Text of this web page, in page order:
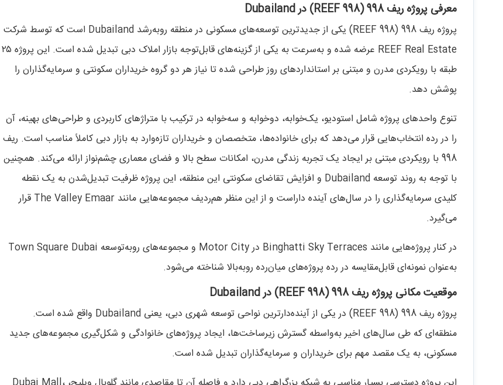
معرفی پروژه ریف 998 (REEF 998) در Dubailand
پروژه ریف 998 (REEF 998) یکی از جدیدترین توسعه‌های مسکونی در منطقه رو‌به‌رشد Dubailand است که توسط شرکت
REEF Real Estate عرضه شده و به‌سرعت به یکی از گزینه‌های قابل‌توجه بازار املاک دبی تبدیل شده است. این پروژه ۲۵
طبقه با رویکردی مدرن و مبتنی بر استانداردهای روز طراحی شده تا نیاز هر دو گروه خریداران سکونتی و سرمایه‌گذاران را
پوشش دهد.
تنوع واحدهای پروژه شامل استودیو، یک‌خوابه، دوخوابه و سه‌خوابه در ترکیب با متراژهای کاربردی و طراحی‌های بهینه، آن
را در رده انتخاب‌هایی قرار می‌دهد که برای خانواده‌ها، متخصصان و خریداران تازه‌وارد به بازار دبی کاملاً مناسب است. ریف
998 با رویکردی مبتنی بر ایجاد یک تجربه زندگی مدرن، امکانات سطح بالا و فضای معماری چشم‌نواز ارائه می‌کند. همچنین
با توجه به روند توسعه Dubailand و افزایش تقاضای سکونتی این منطقه، این پروژه ظرفیت تبدیل‌شدن به یک نقطه
کلیدی سرمایه‌گذاری را در سال‌های آینده داراست و از این منظر هم‌ردیف مجموعه‌هایی مانند The Valley Emaar قرار
می‌گیرد.
در کنار پروژه‌هایی مانند Binghatti Sky Terraces در Motor City و مجموعه‌های رو‌به‌توسعه Town Square Dubai
به‌عنوان نمونه‌ای قابل‌مقایسه در رده پروژه‌های میان‌رده رو‌به‌بالا شناخته می‌شود.
موقعیت مکانی پروژه ریف 998 (REEF 998) در Dubailand
پروژه ریف 998 (REEF 998) در یکی از آینده‌دارترین نواحی توسعه شهری دبی، یعنی Dubailand واقع شده است.
منطقه‌ای که طی سال‌های اخیر به‌واسطه گسترش زیرساخت‌ها، ایجاد پروژه‌های خانوادگی و شکل‌گیری مجموعه‌های جدید
مسکونی، به یک مقصد مهم برای خریداران و سرمایه‌گذاران تبدیل شده است.